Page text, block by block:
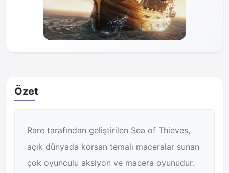
Özet
Rare tarafından geliştirilen Sea of Thieves,
açık dünyada korsan temalı maceralar sunan
çok oyunculu aksiyon ve macera oyunudur.